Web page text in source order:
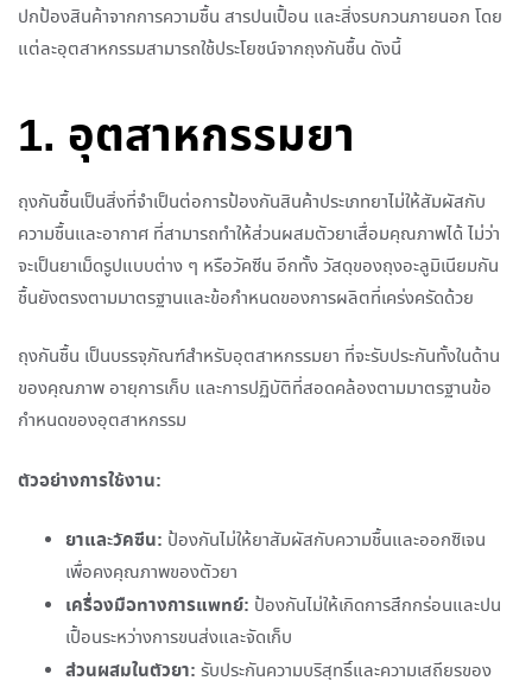
ปกป้องสินค้าจากการความชื้น สารปนเปื้อน และสิ่งรบกวนภายนอก โดย
แต่ละอุตสาหกรรมสามารถใช้ประโยชน์จากถุงกันชื้น ดังนี้
1. อุตสาหกรรมยา
ถุงกันชื้นเป็นสิ่งที่จำเป็นต่อการป้องกันสินค้าประเภทยาไม่ให้สัมผัสกับ
ความชื้นและอากาศ ที่สามารถทำให้ส่วนผสมตัวยาเสื่อมคุณภาพได้ ไม่ว่า
จะเป็นยาเม็ดรูปแบบต่าง ๆ หรือวัคซีน อีกทั้ง วัสดุของถุงอะลูมิเนียมกัน
ชื้นยังตรงตามมาตรฐานและข้อกำหนดของการผลิตที่เคร่งครัดด้วย
ถุงกันชื้น เป็นบรรจุภัณฑ์สำหรับอุตสาหกรรมยา ที่จะรับประกันทั้งในด้าน
ของคุณภาพ อายุการเก็บ และการปฏิบัติที่สอดคล้องตามมาตรฐานข้อ
กำหนดของอุตสาหกรรม
ตัวอย่างการใช้งาน:
ยาและวัคซีน: ป้องกันไม่ให้ยาสัมผัสกับความชื้นและออกซิเจน
เพื่อคงคุณภาพของตัวยา
เครื่องมือทางการแพทย์: ป้องกันไม่ให้เกิดการสึกกร่อนและปน
เปื้อนระหว่างการขนส่งและจัดเก็บ
ส่วนผสมในตัวยา: รับประกันความบริสุทธิ์และความเสถียรของ